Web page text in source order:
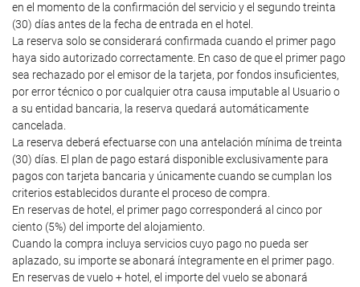
en el momento de la confirmación del servicio y el segundo treinta
(30) días antes de la fecha de entrada en el hotel.
La reserva solo se considerará confirmada cuando el primer pago
haya sido autorizado correctamente. En caso de que el primer pago
sea rechazado por el emisor de la tarjeta, por fondos insuficientes,
por error técnico o por cualquier otra causa imputable al Usuario o
a su entidad bancaria, la reserva quedará automáticamente
cancelada.
La reserva deberá efectuarse con una antelación mínima de treinta
(30) días. El plan de pago estará disponible exclusivamente para
pagos con tarjeta bancaria y únicamente cuando se cumplan los
criterios establecidos durante el proceso de compra.
En reservas de hotel, el primer pago corresponderá al cinco por
ciento (5%) del importe del alojamiento.
Cuando la compra incluya servicios cuyo pago no pueda ser
aplazado, su importe se abonará íntegramente en el primer pago.
En reservas de vuelo + hotel, el importe del vuelo se abonará